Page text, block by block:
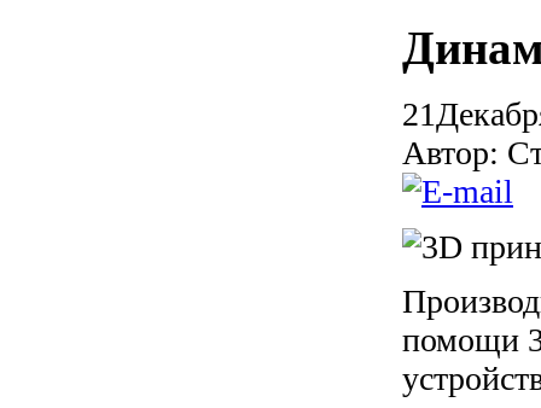
21
Автор:
помощи